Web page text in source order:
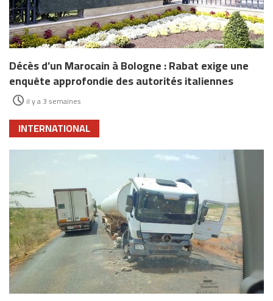
Décès d’un Marocain à Bologne : Rabat exige une
enquête approfondie des autorités italiennes
il y a 3 semaines
INTERNATIONAL